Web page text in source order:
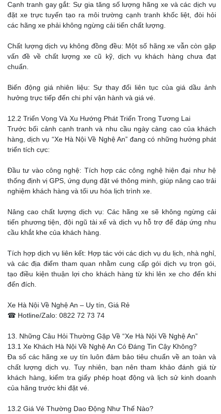
Cạnh tranh gay gắt: Sự gia tăng số lượng hãng xe và các dịch vụ
đặt xe trực tuyến tạo ra môi trường cạnh tranh khốc liệt, đòi hỏi
các hãng xe phải không ngừng cải tiến chất lượng.
Chất lượng dịch vụ không đồng đều: Một số hãng xe vẫn còn gặp
vấn đề về chất lượng xe cũ kỹ, dịch vụ khách hàng chưa đạt
chuẩn.
Biến động giá nhiên liệu: Sự thay đổi liên tục của giá dầu ảnh
hưởng trực tiếp đến chi phí vận hành và giá vé.
12.2 Triển Vọng Và Xu Hướng Phát Triển Trong Tương Lai
Trước bối cảnh cạnh tranh và nhu cầu ngày càng cao của khách
hàng, dịch vụ “Xe Hà Nội Về Nghệ An” đang có những hướng phát
triển tích cực:
Đầu tư vào công nghệ: Tích hợp các công nghệ hiện đại như hệ
thống định vị GPS, ứng dụng đặt vé thông minh, giúp nâng cao trải
nghiệm khách hàng và tối ưu hóa lịch trình xe.
Nâng cao chất lượng dịch vụ: Các hãng xe sẽ không ngừng cải
tiến phương tiện, đội ngũ tài xế và dịch vụ hỗ trợ để đáp ứng nhu
cầu khắt khe của khách hàng.
Tích hợp dịch vụ liên kết: Hợp tác với các dịch vụ du lịch, nhà nghỉ,
và các địa điểm tham quan nhằm cung cấp gói dịch vụ trọn gói,
tạo điều kiện thuận lợi cho khách hàng từ khi lên xe cho đến khi
đến đích.
Xe Hà Nội Về Nghệ An – Uy tín, Giá Rẻ
☎ Hotline/Zalo: 0822 72 73 74
13. Những Câu Hỏi Thường Gặp Về “Xe Hà Nội Về Nghệ An”
13.1 Xe Khách Hà Nội Về Nghệ An Có Đáng Tin Cậy Không?
Đa số các hãng xe uy tín luôn đảm bảo tiêu chuẩn về an toàn và
chất lượng dịch vụ. Tuy nhiên, bạn nên tham khảo đánh giá từ
khách hàng, kiểm tra giấy phép hoạt động và lịch sử kinh doanh
của hãng trước khi đặt vé.
13.2 Giá Vé Thường Dao Động Như Thế Nào?